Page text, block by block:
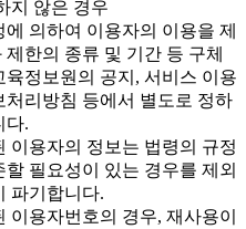
지 않은 경우
의하여 이용자의 이용을 제
한의 종류 및 기간 등 구체
육정보원의 공지, 서비스 이용
처리방침 등에서 별도로 정하
다.
이용자의 정보는 법령의 규정
할 필요성이 있는 경우를 제외
파기합니다.
용자번호의 경우, 재사용이